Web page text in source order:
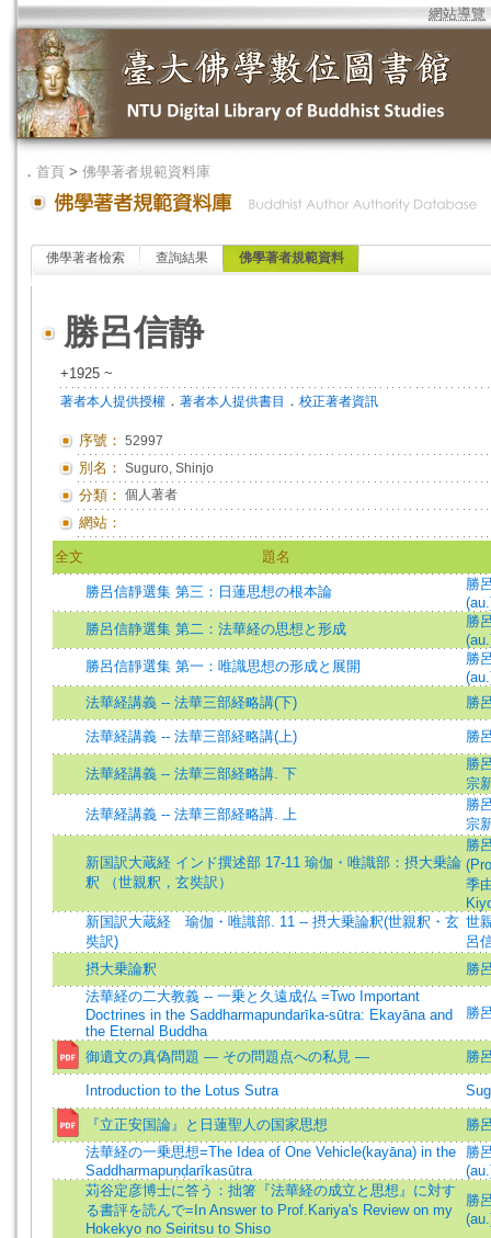
網站導覽
． 首頁 > 佛學著者規範資料庫
佛學著者檢索 查詢結果 佛學著者規範資料
勝呂信静
+1925 ~
著者本人提供授權 ． 著者本人提供書目 ． 校正著者資訊
序號： 52997
別名： Suguro, Shinjo
分類： 個人著者
網站：
全文 題名
勝呂信靜選集 第三：日蓮思想の根本論
勝
勝呂信静選集 第二：法華経の思想と形成
勝
勝呂信靜選集 第一：唯識思想の形成と展開
勝
法華経講義 -- 法華三部経略講(下)
勝
法華経講義 -- 法華三部経略講(上) 勝
法華経講義 -- 法華三部経略講. 下
勝
宗
法華経講義 -- 法華三部経略講. 上
勝
宗
新国訳大蔵経 インド撰述部 17-11 瑜伽・唯識部：摂大乗論
釈 （世親釈，玄奘訳）
勝
季
新国訳大蔵経 瑜伽・唯識部. 11 -- 摂大乗論釈(世親釈・玄
奘訳)
世
呂
摂大乗論釈
勝
法華経の二大教義 -- 一乗と久遠成仏 =Two Important
Doctrines in the Saddharmapundarīka-sūtra: Ekayāna and
the Eternal Buddha
勝
御遺文の真偽問題 ― その問題点への私見 — 勝
Introduction to the Lotus Sutra
『立正安国論』と日蓮聖人の国家思想
勝
法華経の一乗思想=The Idea of One Vehicle(kayāna) in the
Saddharmapuṇḍarīkasūtra
勝
苅谷定彦博士に答う：拙箸『法華経の成立と思想』に対す
る書評を読んで=In Answer to Prof.Kariya's Review on my
Hokekyo no Seiritsu to Shiso
勝